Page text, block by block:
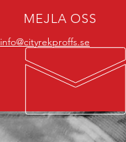
MEJLA OSS
info@cityrekproffs.se